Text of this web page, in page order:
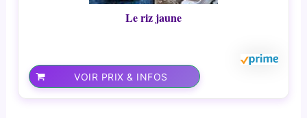
Le riz jaune
VOIR PRIX & INFOS